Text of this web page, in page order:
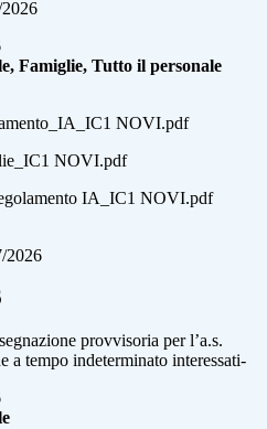
Famiglie, Tutto il personale
NOVI.pdf
NOVI.pdf
IA_IC1 NOVI.pdf
2026
provvisoria per l’a.s.
a tempo indeterminato interessati-